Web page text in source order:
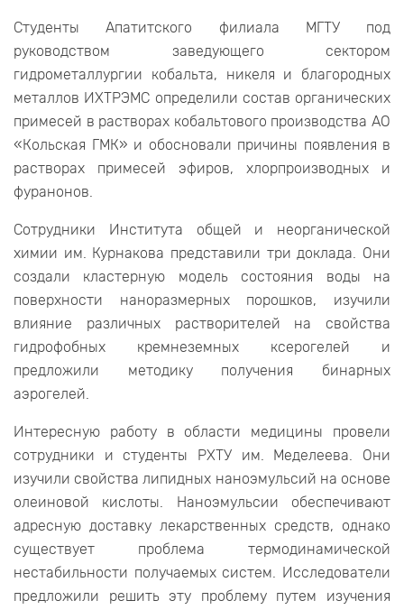
Студенты Апатитского филиала МГТУ под
руководством заведующего сектором
гидрометаллургии кобальта, никеля и благородных
металлов ИХТРЭМС определили состав органических
примесей в растворах кобальтового производства АО
«Кольская ГМК» и обосновали причины появления в
растворах примесей эфиров, хлорпроизводных и
фуранонов.
Сотрудники Института общей и неорганической
химии им. Курнакова представили три доклада. Они
создали кластерную модель состояния воды на
поверхности наноразмерных порошков, изучили
влияние различных растворителей на свойства
гидрофобных кремнеземных ксерогелей и
предложили методику получения бинарных
аэрогелей.
Интересную работу в области медицины провели
сотрудники и студенты РХТУ им. Меделеева. Они
изучили свойства липидных наноэмульсий на основе
олеиновой кислоты. Наноэмульсии обеспечивают
адресную доставку лекарственных средств, однако
существует проблема термодинамической
нестабильности получаемых систем. Исследователи
предложили решить эту проблему путем изучения